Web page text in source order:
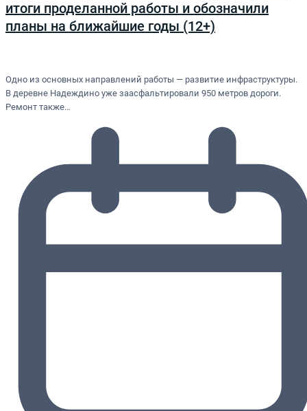
итоги проделанной работы и обозначили
планы на ближайшие годы (12+)
Одно из основных направлений работы — развитие инфраструктуры.
В деревне Надеждино уже заасфальтировали 950 метров дороги.
Ремонт также…